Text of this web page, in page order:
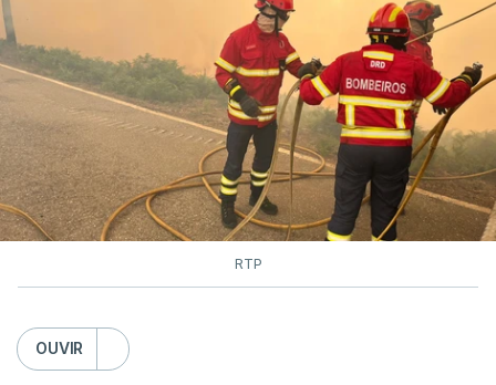
As autoridades canadianas estimam que vai levar
dias ou semanas para controlar o fogo. Mais de
dois mil operacionais estão no terreno no combate
às chamas.
RTP
OUVIR